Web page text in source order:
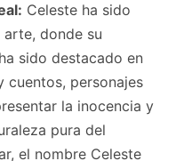
Celeste ha sido
donde su
sido destacado en
cuentos, personajes
la inocencia y
pura del
el nombre Celeste